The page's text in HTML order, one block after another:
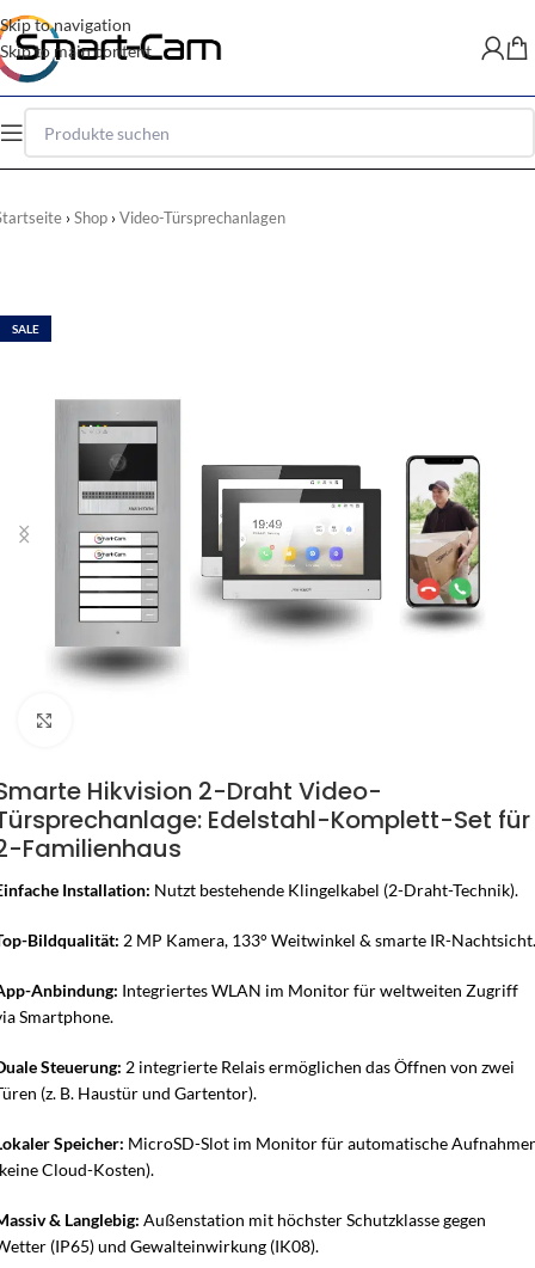
Skip to navigation
Skip to main content
Shop Video-Türsprechanlagen
SALE
Hikvision 2-Draht Video-
Edelstahl-Komplett-Set für
Familienhaus
Installation: Nutzt bestehende Klingelkabel (2-Draht-Technik).
Bildqualität: 2 MP Kamera, 133° Weitwinkel & smarte IR-Nachtsicht.
Anbindung: Integriertes WLAN im Monitor für weltweiten Zugriff
Smartphone.
Steuerung: 2 integrierte Relais ermöglichen das Öffnen von zwei
(z. B. Haustür und Gartentor).
Speicher: MicroSD-Slot im Monitor für automatische
Cloud-Kosten).
& Langlebig: Außenstation mit höchster Schutzklasse gegen
(IP65) und Gewalteinwirkung (IK08).